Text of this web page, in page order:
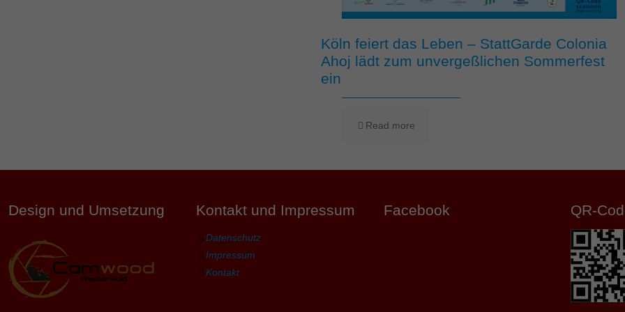
Köln feiert das Leben – StattGarde Colonia
Ahoj lädt zum unvergeßlichen Sommerfest
ein
Read more
Design und Umsetzung Kontakt und Impressum
Datenschutz
Impressum
Kontakt
Facebook QR-